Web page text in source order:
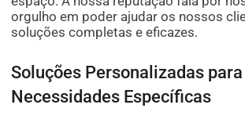
orgulho em poder ajudar os nossos
soluções completas e eficazes.
Soluções Personalizadas para
Necessidades Específicas